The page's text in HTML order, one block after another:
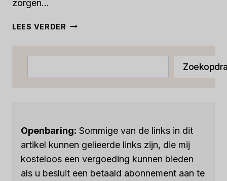
zorgen...
LEES VERDER 6
HET
STROOMLIJNEN
VAN
UW
INVESTERINGSPROCES
Openbaring: Sommige van de links in dit
artikel kunnen gelieerde links zijn, die mij
kosteloos een vergoeding kunnen bieden
als u besluit een betaald abonnement aan te